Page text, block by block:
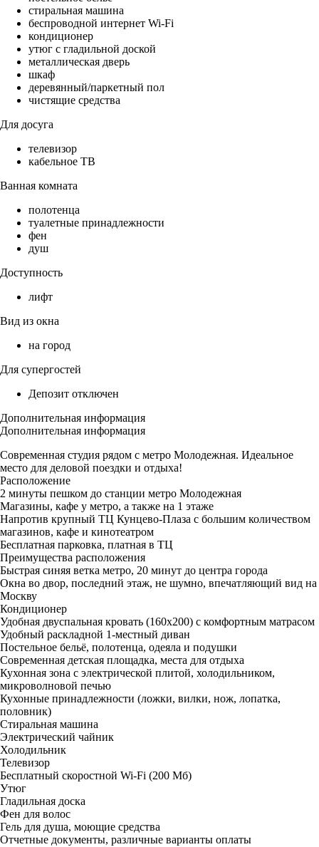
стиральная машина
беспроводной интернет Wi-Fi
кондиционер
утюг с гладильной доской
металлическая дверь
шкаф
деревянный/паркетный пол
чистящие средства
Для досуга
телевизор
кабельное ТВ
Ванная комната
полотенца
туалетные принадлежности
фен
душ
Доступность
лифт
Вид из окна
на город
Для супергостей
Депозит отключен
Дополнительная информация
Дополнительная информация
Современная cтудия рядом с метро Молодежная. Идеальное
место для деловой поездки и отдыха!
Рaсположениe
2 минуты пешком до станции метро Молодежная
Магазины, кафе у метро, а также на 1 этаже
Напротив крупный ТЦ Кунцево-Плаза с большим количеством
магазинов, кафе и кинотеатром
Бесплатная парковка, платная в ТЦ
Пpеимущества раcположeния
Быстрая синяя ветка метро, 20 минут до центра города
Окна во двор, последний этаж, не шумно, впечатляющий вид на
Москву
Кондиционер
Удобная двуспальная кровать (160х200) с комфортным матрасом
Удобный раскладной 1-местный диван
Постельное бельё, полотенца, одеяла и подушки
Современная детская площадка, места для отдыха
Кухонная зона с электрической плитой, холодильником,
микроволновой печью
Кухонные принадлежности (ложки, вилки, нож, лопатка,
половник)
Стиральная машина
Электрический чайник
Холодильник
Телевизор
Бесплатный скоростной Wi-Fi (200 Мб)
Утюг
Гладильная доска
Фен для волос
Гель для душа, моющие средства
Отчетные документы, различные варианты оплаты